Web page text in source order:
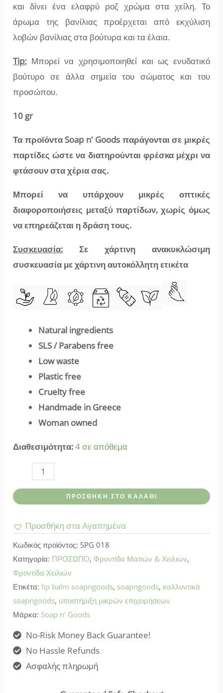
και δίνει ένα ελαφρύ ροζ χρώμα στα χείλη. Το
άρωμα της βανίλιας προέρχεται από εκχύλιση
λοβών βανίλιας στα βούτυρα και τα έλαια.
Tip: Μπορεί να χρησιμοποιηθεί και ως ενυδατικό
βούτυρο σε άλλα σημεία του σώματος και του
προσώπου.
10 gr
Τα προϊόντα Soap n' Goods παράγονται σε μικρές
παρτίδες ώστε να διατηρούνται φρέσκα μέχρι να
φτάσουν στα χέρια σας.
Μπορεί να υπάρχουν μικρές οπτικές
διαφοροποιήσεις μεταξύ παρτίδων, χωρίς όμως
να επηρεάζεται η δράση τους.
Συσκευασία:
Σε χάρτινη ανακυκλώσιμη
συσκευασία με χάρτινη αυτοκόλλητη ετικέτα
Natural ingredients
SLS / Parabens free
Low waste
Plastic free
Cruelty free
Handmade in Greece
Woman owned
Διαθεσιμότητα:4 σε απόθεμα
Goods-
Χειλιών
Κόκκινη
Βανίλια
10gr
ποσότητα
ΠΡΟΣΘΉΚΗ ΣΤΟ ΚΑΛΆΘΙ
Προσθήκη στα Αγαπημένα
Κωδικός προϊόντος:SPG 018
Κατηγορία: ΠΡΟΣΩΠΟ, Φροντίδα Ματιών & Χειλιών,
Φροντίδα Χειλιών
Ετικέτα: lip balm soapngoods, soapngoods, καλλυντικά
soapngoods, υποστήριξη μικρών επιχειρήσεων
Μάρκα: Soap n' Goods
No-Risk Money Back Guarantee!
No Hassle Refunds
Ασφαλής πληρωμή